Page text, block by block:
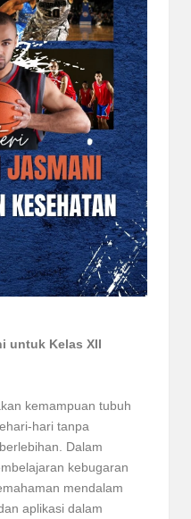
untuk Kelas XII
kemampuan tubuh
hari tanpa
Dalam
kebugaran
mendalam
aplikasi dalam